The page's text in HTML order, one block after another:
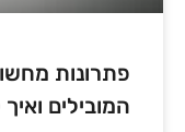
פתרונות
המובילים